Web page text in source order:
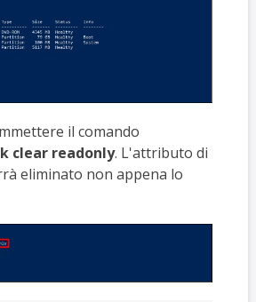
il comando
clear readonly. L'attributo di
eliminato non appena lo